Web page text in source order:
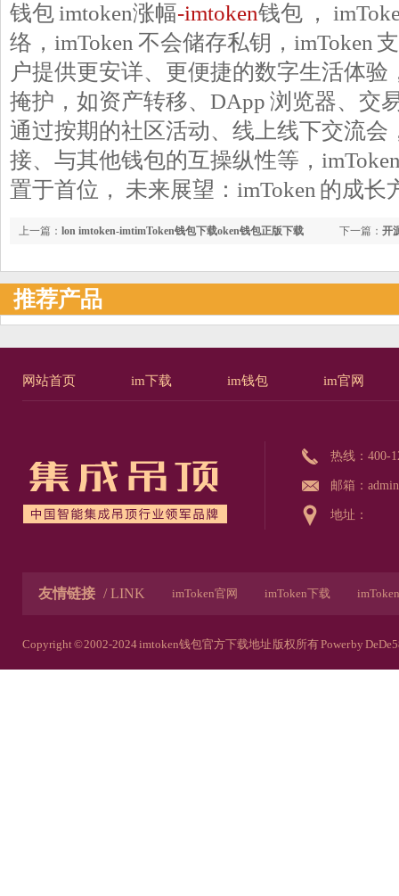
钱包 imtoken涨幅-imtoken钱包 ，
络，imToken 不会储存私钥，imToken
户提供更安详、更便捷的数字生活体
掩护，如资产转移、DApp 浏览器、交
通过按期的社区活动、线上线下交流会
接、与其他钱包的互操纵性等，
置于首位， 未来展望：imToken 的成长
下一篇： 开
上一篇： lon imtoken-imtimToken钱包下载oken钱包正版下载
推荐产品
网站首页 im下载 im钱包 im官网
热线： 400-
邮箱：
地址：
友情链接 / LINK imToken官网 imToken下载
imToken安卓官网 imToken下载链接
Copyright © 2002-2024 imtoken钱包官方下载地址 版权所有Power by